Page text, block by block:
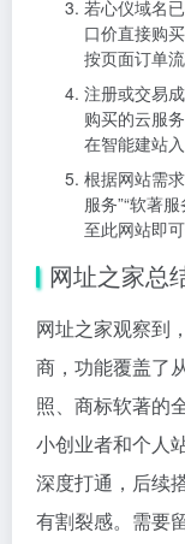
若心仪域名
口价直接购
按页面订单
注册或交易
购买的云服
在智能建站
根据网站需
服务”“软著
至此网站即可
网址之家总
网址之家观察到
商，功能覆盖了
照、商标软著的
小创业者和个人
深度打通，后续
有割裂感。需要